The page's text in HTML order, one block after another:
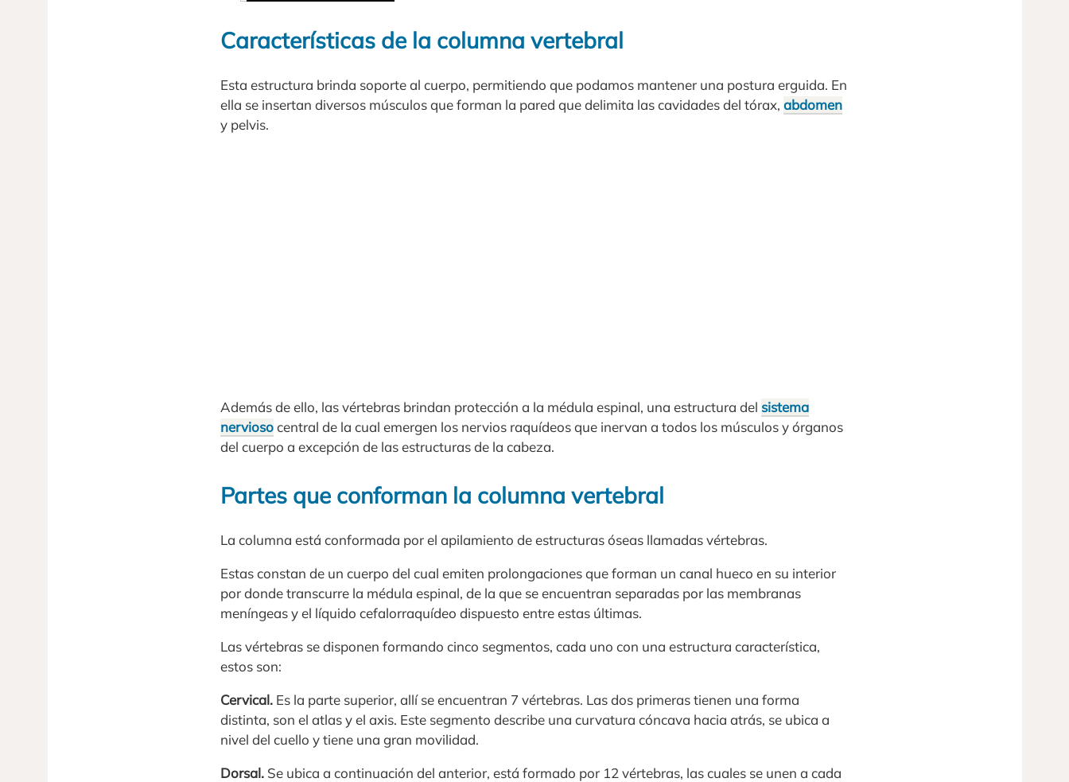
Características de la columna vertebral
Esta estructura brinda soporte al cuerpo, permitiendo que podamos mantener una postura erguida. En
ella se insertan diversos músculos que forman la pared que delimita las cavidades del tórax, abdomen
y pelvis.
Además de ello, las vértebras brindan protección a la médula espinal, una estructura del sistema
nerviosocentral de la cual emergen los nervios raquídeos que inervan a todos los músculos y órganos
del cuerpo a excepción de las estructuras de la cabeza.
Partes que conforman la columna vertebral
La columna está conformada por el apilamiento de estructuras óseas llamadas vértebras.
Estas constan de un cuerpo del cual emiten prolongaciones que forman un canal hueco en su interior
por donde transcurre la médula espinal, de la que se encuentran separadas por las membranas
meníngeas y el líquido cefalorraquídeo dispuesto entre estas últimas.
Las vértebras se disponen formando cinco segmentos, cada uno con una estructura característica,
estos son:
Cervical. Es la parte superior, allí se encuentran 7 vértebras. Las dos primeras tienen una forma
distinta, son el atlas y el axis. Este segmento describe una curvatura cóncava hacia atrás, se ubica a
nivel del cuello y tiene una gran movilidad.
Dorsal. Se ubica a continuación del anterior, está formado por 12 vértebras, las cuales se unen a cada